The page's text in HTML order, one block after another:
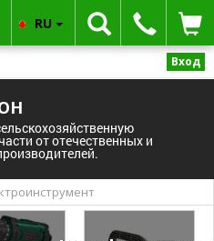
Вход
от отечественных и
RU